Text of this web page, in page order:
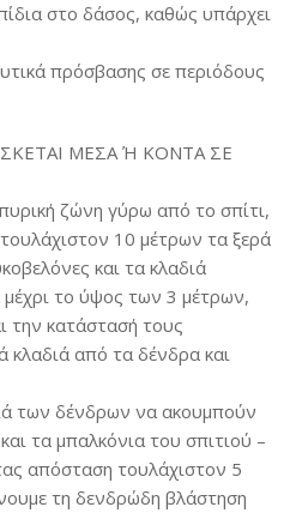
στο δάσος, καθώς υπάρχει
πρόσβασης σε περιόδους
ΜΕΣΑ Ή ΚΟΝΤΑ ΣΕ
ζώνη γύρω από το σπίτι,
10 μέτρων τα ξερά
και τα κλαδιά
το ύψος των 3 μέτρων,
την κατάστασή τους
κλαδιά από τα δένδρα και
των δένδρων να ακουμπούν
τα μπαλκόνια του σπιτιού –
απόσταση τουλάχιστον 5
τη δενδρώδη βλάστηση